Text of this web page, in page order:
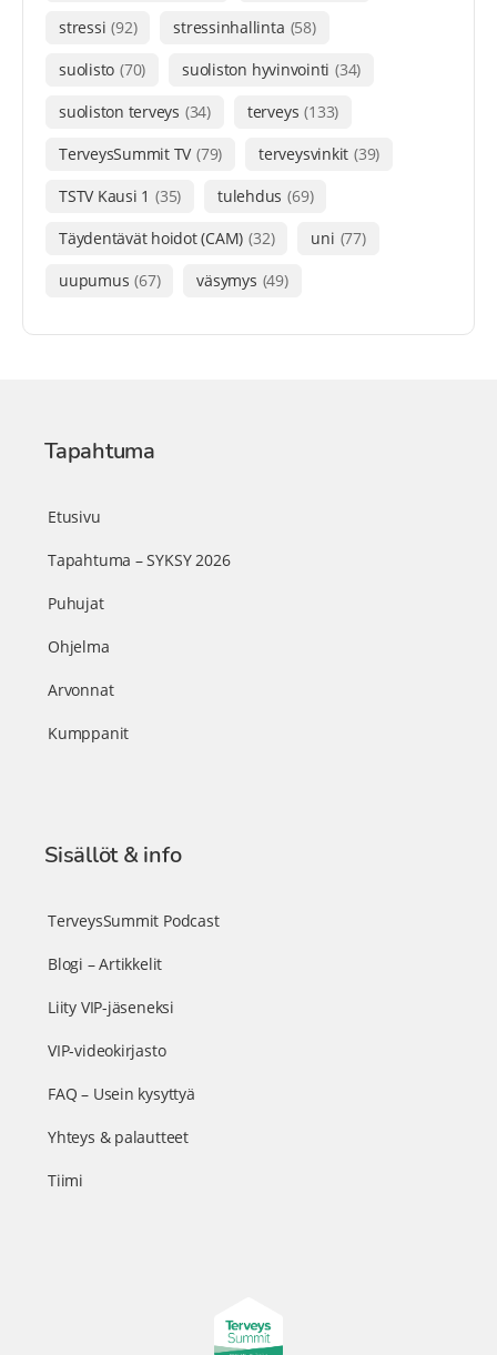
stressi (92) stressinhallinta (58)
suolisto (70) suoliston hyvinvointi (34)
suoliston terveys (34) terveys (133)
TerveysSummit TV (79) terveysvinkit (39)
TSTV Kausi 1 (35) tulehdus (69)
Täydentävät hoidot (CAM) (32) uni (77)
uupumus (67) väsymys (49)
Tapahtuma
Etusivu
Tapahtuma – SYKSY 2026
Puhujat
Ohjelma
Arvonnat
Kumppanit
Sisällöt & info
TerveysSummit Podcast
Blogi – Artikkelit
Liity VIP-jäseneksi
VIP-videokirjasto
FAQ – Usein kysyttyä
Yhteys & palautteet
Tiimi